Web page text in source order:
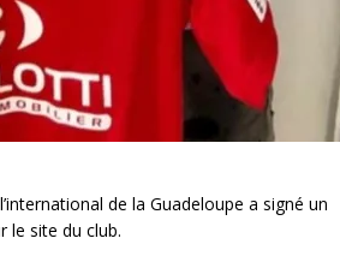
de la Guadeloupe a signé un
le site du club.